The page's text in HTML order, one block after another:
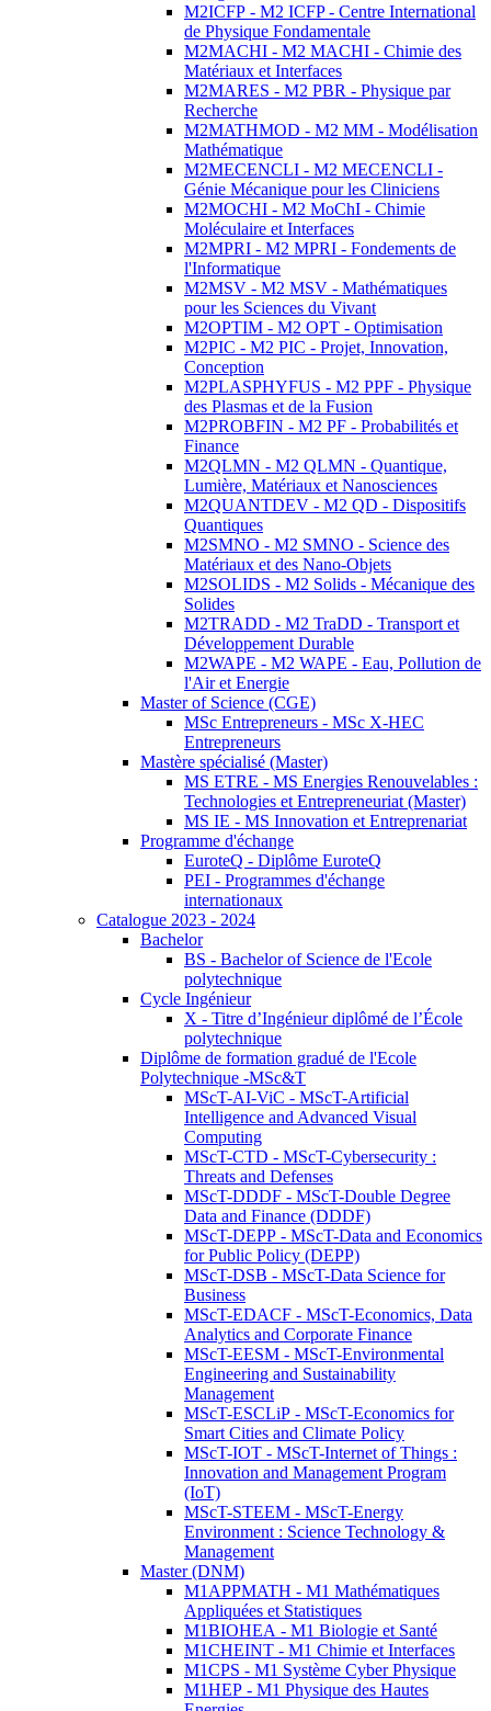
M2ICFP - M2 ICFP - Centre International
de Physique Fondamentale
M2MACHI - M2 MACHI - Chimie des
Matériaux et Interfaces
M2MARES - M2 PBR - Physique par
Recherche
M2MATHMOD - M2 MM - Modélisation
Mathématique
M2MECENCLI - M2 MECENCLI -
Génie Mécanique pour les Cliniciens
M2MOCHI - M2 MoChI - Chimie
Moléculaire et Interfaces
M2MPRI - M2 MPRI - Fondements de
l'Informatique
M2MSV - M2 MSV - Mathématiques
pour les Sciences du Vivant
M2OPTIM - M2 OPT - Optimisation
M2PIC - M2 PIC - Projet, Innovation,
Conception
M2PLASPHYFUS - M2 PPF - Physique
des Plasmas et de la Fusion
M2PROBFIN - M2 PF - Probabilités et
Finance
M2QLMN - M2 QLMN - Quantique,
Lumière, Matériaux et Nanosciences
M2QUANTDEV - M2 QD - Dispositifs
Quantiques
M2SMNO - M2 SMNO - Science des
Matériaux et des Nano-Objets
M2SOLIDS - M2 Solids - Mécanique des
Solides
M2TRADD - M2 TraDD - Transport et
Développement Durable
M2WAPE - M2 WAPE - Eau, Pollution de
l'Air et Energie
Master of Science (CGE)
MSc Entrepreneurs - MSc X-HEC
Entrepreneurs
Mastère spécialisé (Master)
MS ETRE - MS Energies Renouvelables :
Technologies et Entrepreneuriat (Master)
MS IE - MS Innovation et Entreprenariat
Programme d'échange
EuroteQ - Diplôme EuroteQ
PEI - Programmes d'échange
internationaux
Catalogue 2023 - 2024
Bachelor
BS - Bachelor of Science de l'Ecole
polytechnique
Cycle Ingénieur
X - Titre d’Ingénieur diplômé de l’École
polytechnique
Diplôme de formation gradué de l'Ecole
Polytechnique -MSc&T
MScT-AI-ViC - MScT-Artificial
Intelligence and Advanced Visual
Computing
MScT-CTD - MScT-Cybersecurity :
Threats and Defenses
MScT-DDDF - MScT-Double Degree
Data and Finance (DDDF)
MScT-DEPP - MScT-Data and Economics
for Public Policy (DEPP)
MScT-DSB - MScT-Data Science for
Business
MScT-EDACF - MScT-Economics, Data
Analytics and Corporate Finance
MScT-EESM - MScT-Environmental
Engineering and Sustainability
Management
MScT-ESCLiP - MScT-Economics for
Smart Cities and Climate Policy
MScT-IOT - MScT-Internet of Things :
Innovation and Management Program
(IoT)
MScT-STEEM - MScT-Energy
Environment : Science Technology &
Management
Master (DNM)
M1APPMATH - M1 Mathématiques
Appliquées et Statistiques
M1BIOHEA - M1 Biologie et Santé
M1CHEINT - M1 Chimie et Interfaces
M1CPS - M1 Système Cyber Physique
M1HEP - M1 Physique des Hautes